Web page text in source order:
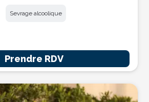
Sevrage alcoolique
Prendre RDV